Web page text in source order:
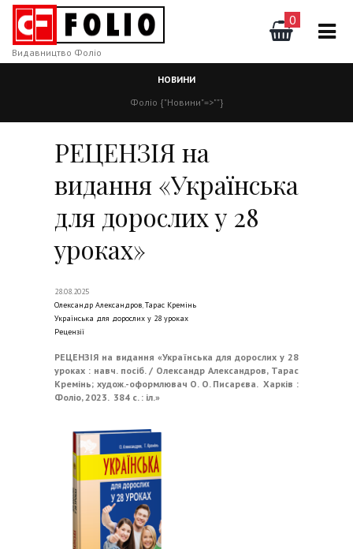
0
Видавництво Фоліо
НОВИНИ
Фоліо {"Новини"=>""}
РЕЦЕНЗІЯ на
видання «Українська
для дорослих у 28
уроках»
28.08.2025
Олександр Александров,Тарас Кремінь
Українська для дорослих у 28 уроках
Рецензії
РЕЦЕНЗІЯ на видання «Українська для дорослих у 28
уроках : навч. посіб. / Олександр Александров, Тарас
Кремінь; худож.-оформлювач О. О. Писарєва. Харків :
Фоліо, 2023. 384 с. : іл.»